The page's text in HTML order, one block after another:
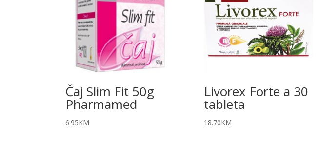
Čaj Slim Fit 50g
Pharmamed
6.95KM
Livorex Forte a 30
tableta
18.70KM